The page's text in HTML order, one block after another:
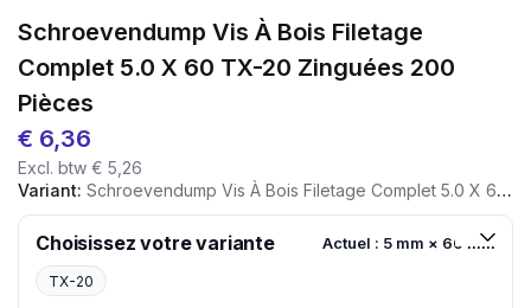
Schroevendump Vis À Bois Filetage
Complet 5.0 X 60 TX-20 Zinguées 200
Pièces
€ 6,36
Excl. btw € 5,26
Variant: Schroevendump Vis À Bois Filetage Complet 5.0 X 60 TX-20 Zinguées 200 Pièces
Choisissez votre variante Actuel : 5 mm × 60 mm
TX-20